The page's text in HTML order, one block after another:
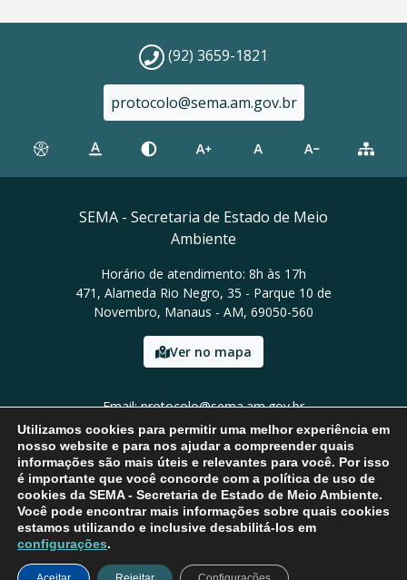
(92) 3659-1821
protocolo@sema.am.gov.br
SEMA - Secretaria de Estado de Meio
Ambiente
Horário de atendimento: 8h às 17h
471, Alameda Rio Negro, 35 - Parque 10 de
Novembro, Manaus - AM, 69050-560
Ver no mapa
Email: protocolo@sema.am.gov.br
Tel: (92) 3659-1821
Utilizamos cookies para permitir uma melhor experiência em
nosso website e para nos ajudar a compreender quais
informações são mais úteis e relevantes para você. Por isso
é importante que você concorde com a política de uso de
cookies da SEMA - Secretaria de Estado de Meio Ambiente.
Você pode encontrar mais informações sobre quais cookies
estamos utilizando e inclusive desabilitá-los em
configurações.